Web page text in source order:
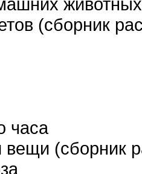
(сборник
часа
(сборник